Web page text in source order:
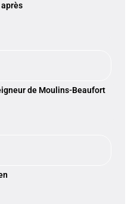
après
de Moulins-Beaufort